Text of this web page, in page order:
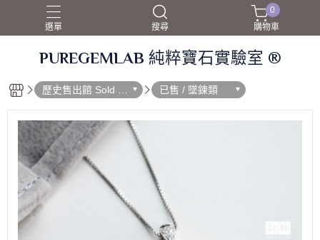
選單 搜尋
0
購物車
PUREGEMLAB 純粹寶石實驗室 ®
歷史售出館 Sold O
ut
已售 / 墜鍊類